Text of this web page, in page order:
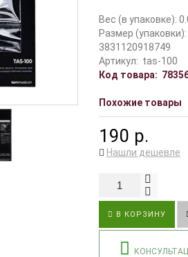
Вес (в упаковке):
Размер
3831120918749
Артикул: tas-100
Код товара:
Похожие товары
190 р.
Нашли дешевле
В КОРЗИНУ